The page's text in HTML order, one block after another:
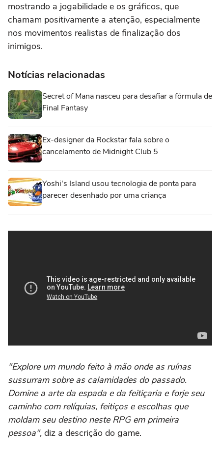
mostrando a jogabilidade e os gráficos, que
chamam positivamente a atenção, especialmente
nos movimentos realistas de finalização dos
inimigos.
Notícias relacionadas
Secret of Mana nasceu para desafiar a fórmula de
Final Fantasy
Ex-designer da Rockstar fala sobre o
cancelamento de Midnight Club 5
Yoshi's Island usou tecnologia de ponta para
parecer desenhado por uma criança
"Explore um mundo feito à mão onde as ruínas
sussurram sobre as calamidades do passado.
Domine a arte da espada e da feitiçaria e forje seu
caminho com relíquias, feitiços e escolhas que
moldam seu destino neste RPG em primeira
pessoa", diz a descrição do game.